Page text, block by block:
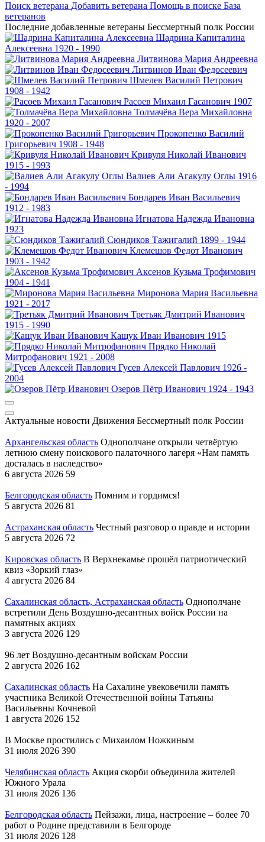
Поиск ветерана Добавить ветерана Помощь в поиске База
ветеранов
Последние добавленные ветераны Бессмертный полк России
Шадрина Капиталина
Алексеевна 1920 - 1990
Литвинова Мария Андреевна
Литвинов Иван Федосеевич
Шмелев Василий Петрович
1908 - 1942
Расоев Михаил Гасанович 1907
Толмачёва Вера Михайловна
1920 - 2007
Прокопенко Василий
Григорьевич 1908 - 1948
Кривуля Николай Иванович
1915 - 1993
Валиев Али Агакулу Оглы 1916
- 1994
Бондарев Иван Васильевич
1912 - 1983
Игнатова Надежда Ивановна
1923
Сюндиков Тажигалий 1899 - 1944
Клемешов Федот Иванович
1903 - 1942
Аксенов Кузьма Трофимович
1904 - 1941
Миронова Мария Васильевна
1921 - 2017
Третьяк Дмитрий Иванович
1915 - 1990
Кащук Иван Иванович 1915
Прядко Николай
Митрофанович 1921 - 2008
Гусев Алексей Павлович 1926 -
2004
Озеров Пётр Иванович 1924 - 1943
Актуальные новости Движения Бессмертный полк России
Архангельская область Однополчане открыли четвёртую
летнюю смену поискового палаточного лагеря «Нам память
досталась в наследство»
6 августа 2026 59
Белгородская область Помним и гордимся!
5 августа 2026 81
Астраханская область Честный разговор о правде и истории
5 августа 2026 72
Кировская область В Верхнекамье прошёл патриотический
квиз «Зоркий глаз»
4 августа 2026 84
Сахалинская область, Астраханская область Однополчане
встретили День Воздушно-десантных войск России на
памятных акциях
3 августа 2026 129
96 лет Воздушно-десантным войскам России
2 августа 2026 162
Сахалинская область На Сахалине увековечили память
участника Великой Отечественной войны Татьяны
Васильевны Кочневой
1 августа 2026 152
В Москве простились с Михаилом Ножкиным
31 июля 2026 390
Челябинская область Акция скорби объединила жителей
Южного Урала
31 июля 2026 136
Белгородская область Пейзажи, лица, настроение – более 70
работ о Родине представили в Белгороде
31 июля 2026 128